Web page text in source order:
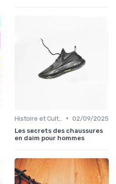
• 02/09/2025
Les secrets des chaussures
en daim pour hommes